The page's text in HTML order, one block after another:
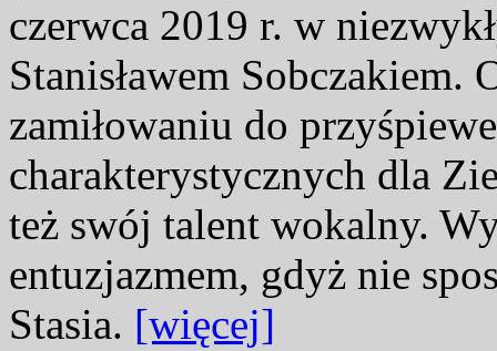
czerwca 2019 r. w
Stanisławem Sobczakiem.
zamiłowaniu do
charakterystycznych dla
też swój talent wokalny.
entuzjazmem, gdyż nie
Stasia. [więcej]